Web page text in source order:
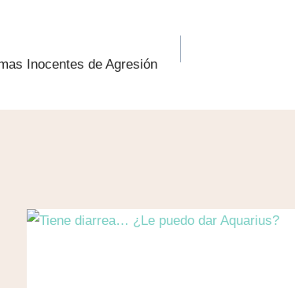
Inocentes de Agresión